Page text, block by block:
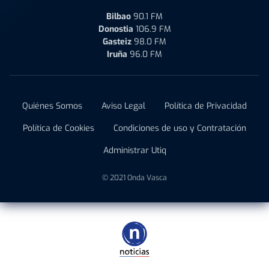
Bilbao 90.1 FM
Donostia 106.9 FM
Gasteiz 98.0 FM
Iruña 96.0 FM
Quiénes Somos Aviso Legal
Política de Privacidad
Política de Cookies
Condiciones de uso y Contratación
Administrar Utiq
© 2021 Onda Vasca